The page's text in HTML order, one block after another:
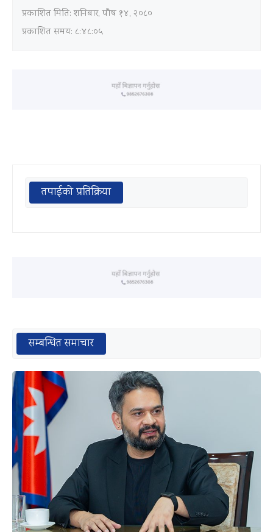
प्रकाशित मिति:शनिबार, पौष १४, २०८०
प्रकाशित समय: ८:४८:०५
तपाईको प्रतिक्रिया
सम्बन्धित समाचार